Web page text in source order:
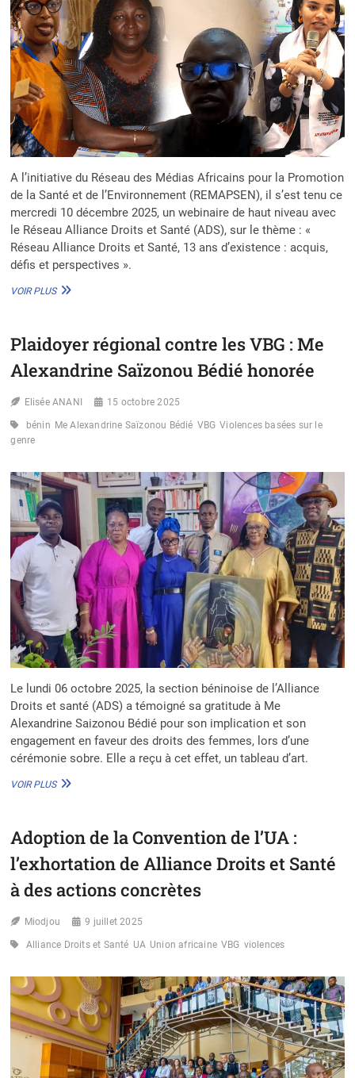
A l’initiative du Réseau des Médias Africains pour la Promotion
de la Santé et de l’Environnement (REMAPSEN), il s’est tenu ce
mercredi 10 décembre 2025, un webinaire de haut niveau avec
le Réseau Alliance Droits et Santé (ADS), sur le thème : «
Réseau Alliance Droits et Santé, 13 ans d’existence : acquis,
défis et perspectives ».
VOIR PLUSVBG
ANNÉES
LES
ÉLOGIEUX
L’ADS
6
PAYS
MEMBRES
Plaidoyer régional contre les VBG : Me
Alexandrine Saïzonou Bédié honorée
Elisée ANANI 15 octobre 2025
bénin Me Alexandrine Saïzonou Bédié VBG Violences basées sur le
genre
Le lundi 06 octobre 2025, la section béninoise de l’Alliance
Droits et santé (ADS) a témoigné sa gratitude à Me
Alexandrine Saizonou Bédié pour son implication et son
engagement en faveur des droits des femmes, lors d’une
cérémonie sobre. Elle a reçu à cet effet, un tableau d’art.
VOIR PLUSPLAIDOYER
VBG
ME
ALEXANDRINE
SAÏZONOU
HONORÉE
Adoption de la Convention de l’UA :
l’exhortation de Alliance Droits et Santé
à des actions concrètes
Miodjou 9 juillet 2025
Alliance Droits et Santé UA Union africaine VBG violences